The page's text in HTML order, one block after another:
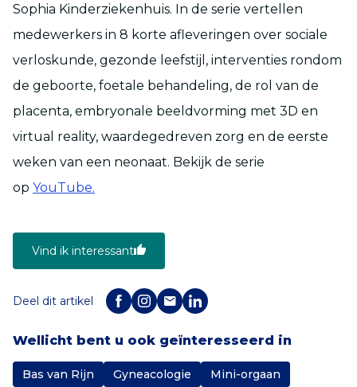
Sophia Kinderziekenhuis. In de serie vertellen
medewerkers in 8 korte afleveringen over sociale
verloskunde, gezonde leefstijl, interventies rondom
de geboorte, foetale behandeling, de rol van de
placenta, embryonale beeldvorming met 3D en
virtual reality, waardegedreven zorg en de eerste
weken van een neonaat. Bekijk de serie
op YouTube.
Vind ik interessant
Deel dit artikel
Wellicht bent u ook geïnteresseerd in
Bas van Rijn Gyneacologie Mini-orgaan